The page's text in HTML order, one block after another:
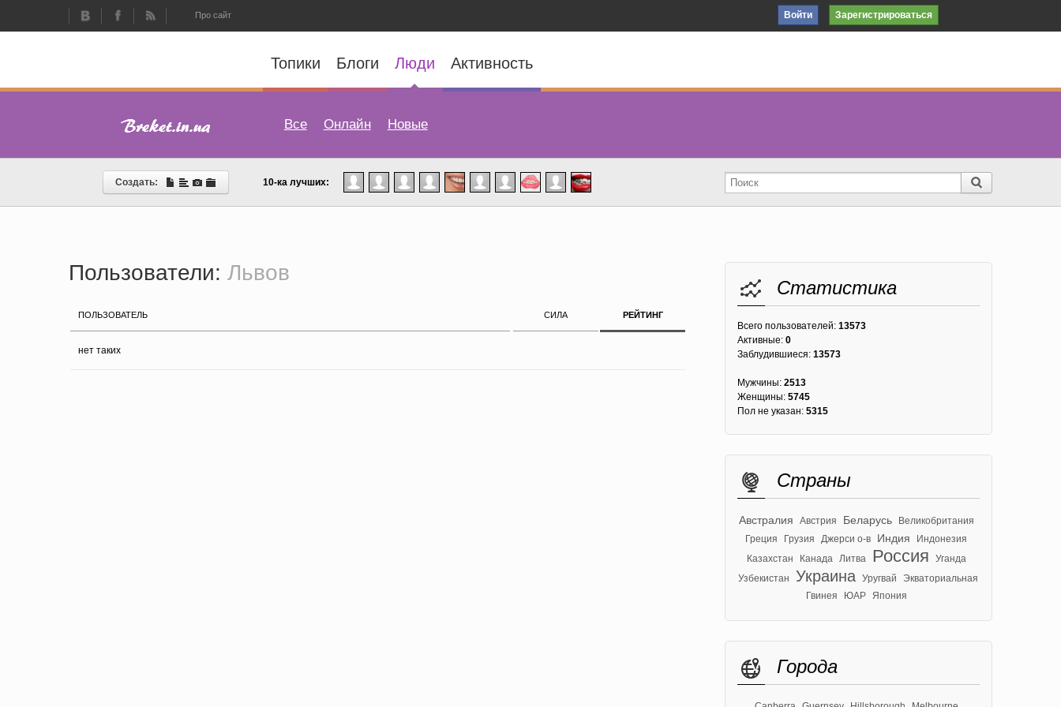
Про сайт Войти Зарегистрироваться
Топики Блоги Люди Активность
Все Онлайн Новые
Создать: 10-ка лучших:
Пользователи: Львов
ПОЛЬЗОВАТЕЛЬ СИЛА РЕЙТИНГ
нет таких
Статистика
Всего пользователей: 13573
Активные: 0
Заблудившиеся: 13573
Мужчины: 2513
Женщины: 5745
Пол не указан: 5315
Страны
Австралия Австрия Беларусь
Великобритания
Греция
Грузия Джерси о-в Индия
Индонезия
Казахстан
Канада Литва Россия
Уганда
Узбекистан
Украина Уругвай
Экваториальная
Гвинея
ЮАР Япония
Города